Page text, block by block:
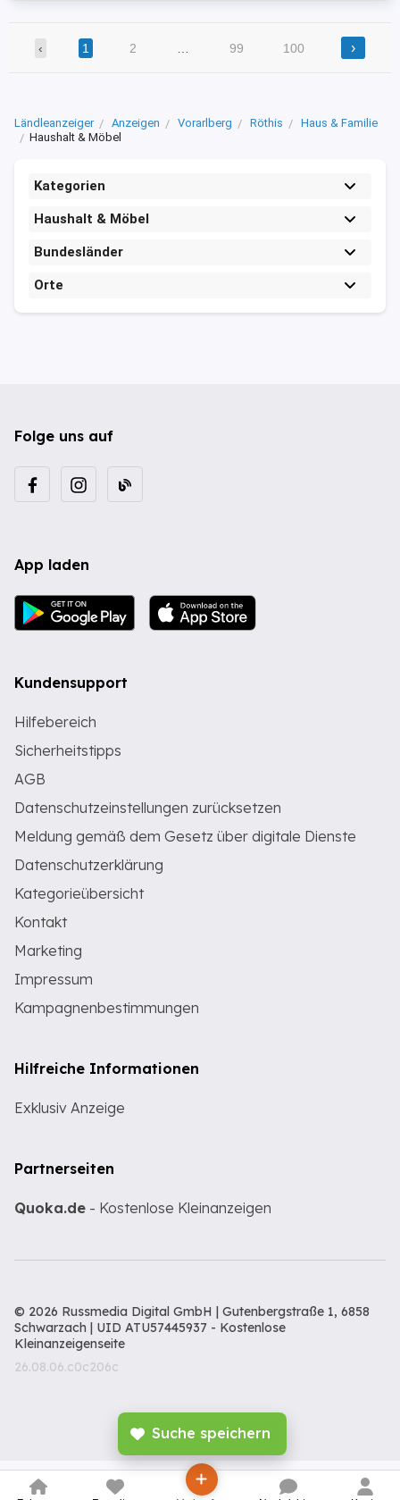
Suche speichern
‹ 1 2 99 100 ›
Ländleanzeiger Anzeigen Vorarlberg Röthis
Haus & Familie
Haushalt & Möbel
Kategorien
Haushalt & Möbel
Bundesländer
Orte
Folge uns auf
App laden
Kundensupport
Hilfebereich
Sicherheitstipps
AGB
Datenschutzeinstellungen zurücksetzen
Meldung gemäß dem Gesetz über digitale Dienste
Datenschutzerklärung
Kategorieübersicht
Kontakt
Marketing
Impressum
Kampagnenbestimmungen
Hilfreiche Informationen
Exklusiv Anzeige
Partnerseiten
Quoka.de - Kostenlose Kleinanzeigen
© 2026 Russmedia Digital GmbH | Gutenbergstraße 1, 6858
Schwarzach | UID ATU57445937 - Kostenlose
Kleinanzeigenseite
26.08.06.c0c206c